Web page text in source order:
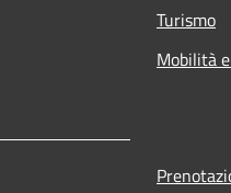
Turismo
Mobilità